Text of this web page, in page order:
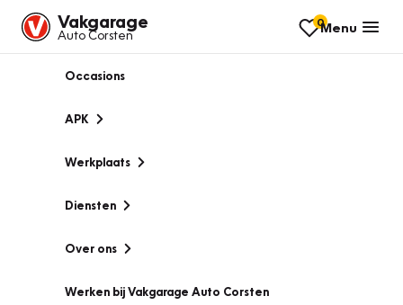
Vakgarage
Auto Corsten
0Menu
Occasions
APK
Werkplaats
Diensten
Over ons
Werken bij Vakgarage Auto Corsten